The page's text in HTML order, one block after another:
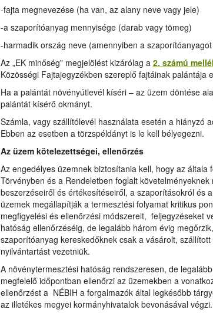
-fajta megnevezése (ha van, az alany neve vagy jele)
-a szaporítóanyag mennyisége (darab vagy tömeg)
-harmadik ország neve (amennyiben a
Az „EK minőség” megjelölést kizárólag a 2. számú
Közösségi Fajtajegyzékben szereplő fajtáinak palántája
Ha a palántát növényútlevél kíséri – az üzem döntése
palántát kísérő okmányt.
Számla, vagy szállítólevél használata esetén a hiányzó
Ebben az esetben a törzspéldányt is le kell bélyegezni.
Az üzem kötelezettségei, ellenőrzés
Az engedélyes üzemnek biztosítania kell, hogy az
Törvényben és a Rendeletben foglalt
beszerzéseiről és értékesítéseiről, a szaporításokról és
üzemek megállapítják a termesztési folyamat kritikus
megfigyelési és ellenőrzési módszereit, feljegyzéseket
hatóság ellenőrzéséig, de legalább három évig
szaporítóanyag kereskedőknek csak a vásárolt,
nyilvántartást vezetniük.
A növénytermesztési hatóság rendszeresen, de
megfelelő időpontban ellenőrzi az üzemekben a
ellenőrzést a NÉBIH a forgalmazók által legkésőbb
az illetékes megyei kormányhivatalok bevonásával